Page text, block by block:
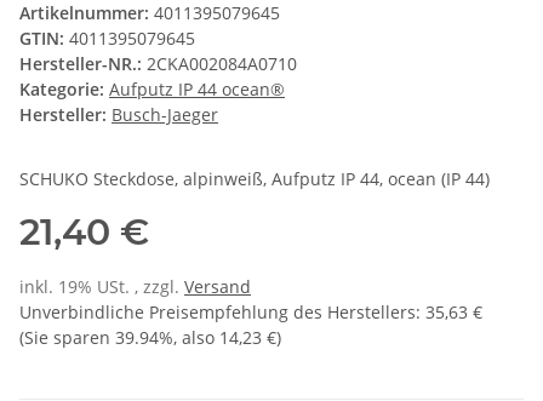
Artikelnummer: 4011395079645
GTIN: 4011395079645
Hersteller-NR.: 2CKA002084A0710
Kategorie: Aufputz IP 44 ocean®
Hersteller: Busch-Jaeger
SCHUKO Steckdose, alpinweiß, Aufputz IP 44, ocean (IP 44)
21,40 €
inkl. 19% USt. , zzgl. Versand
Unverbindliche Preisempfehlung des Herstellers: 35,63 €
(Sie sparen 39.94%, also 14,23 €)